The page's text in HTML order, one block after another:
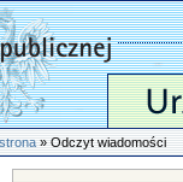
» Odczyt wiadomości